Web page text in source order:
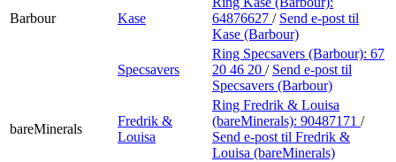
Barbour Kase
64876627 / Send e-post til
Kase (Barbour)
Specsavers
Ring Specsavers (Barbour): 67
20 46 20 / Send e-post til
Specsavers (Barbour)
bareMinerals
Fredrik &
Louisa
Ring Fredrik & Louisa
(bareMinerals): 90487171 /
Send e-post til Fredrik &
Louisa (bareMinerals)